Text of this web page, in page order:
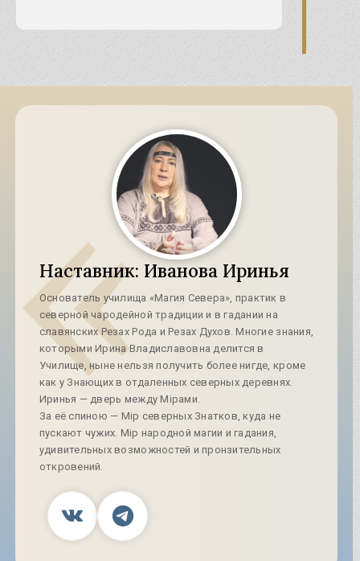
Наставник: Иванова Иринья
Основатель училища «Магия Севера», практик в
северной чародейной традиции и в гадании на
славянских Резах Рода и Резах Духов. Многие знания,
которыми Ирина Владиславовна делится в
Училище, ныне нельзя получить более нигде, кроме
как у Знающих в отдаленных северных деревнях.
Иринья — дверь между Мiрами.
За её спиною — Мiр северных Знатков, куда не
пускают чужих. Мiр народной магии и гадания,
удивительных возможностей и пронзительных
откровений.